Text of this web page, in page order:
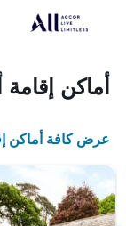
أماكن
عرض كافة أماكن